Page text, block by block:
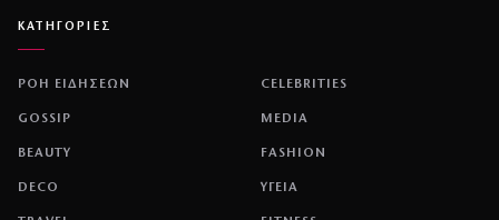
ΚΑΤΗΓΟΡΙΕΣ
ΡΟΗ ΕΙΔΗΣΕΩΝ CELEBRITIES
GOSSIP MEDIA
BEAUTY FASHION
DECO ΥΓΕΙΑ